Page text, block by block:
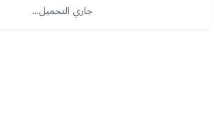
جاري التحميل...